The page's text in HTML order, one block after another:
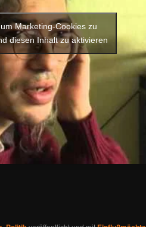
Marketing-Cookies zu
diesen Inhalt zu aktivieren